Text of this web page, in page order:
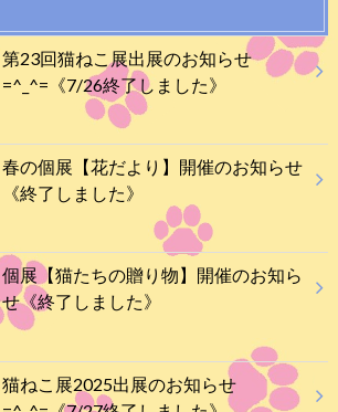
第23回猫ねこ展出展のお知らせ
=^_^=《7/26終了しました》
春の個展【花だより】開催のお知らせ
《終了しました》
個展【猫たちの贈り物】開催のお知ら
せ《終了しました》
猫ねこ展2025出展のお知らせ